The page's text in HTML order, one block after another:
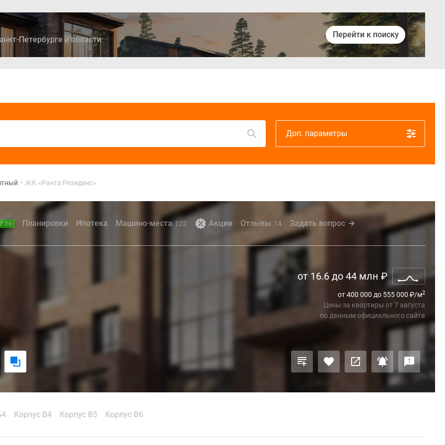
Петербурге и области
Перейти к поиску
Доп. параметры
• ЖК «Ранта Резиденс»
Планировки Ипотека Машино-места 122 Акции Отзывы 14 Задать вопрос
от 16.6 до 44 млн ₽
от 400 000 до 555 000 ₽/м2
Цены за квартиры от7 августа
по данным официального сайта
Корпус В4 Корпус В5 Корпус В6